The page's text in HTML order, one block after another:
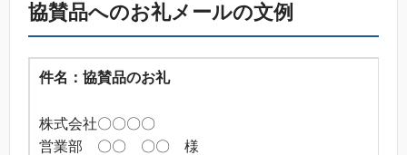
協賛品へのお礼メールの文例
件名：協賛品のお礼
株式会社〇〇〇〇
営業部 〇〇 〇〇 様